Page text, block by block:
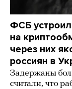
ФСБ
на
через них
россиян в
Задержаны
считали, что